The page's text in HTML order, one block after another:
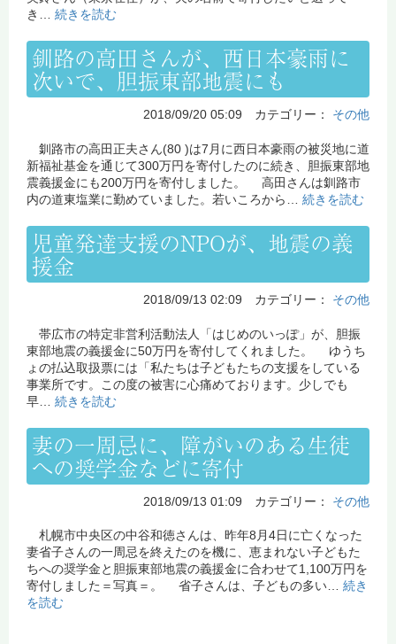
き… 続きを読む
釧路の高田さんが、西日本豪雨に
次いで、胆振東部地震にも
2018/09/20 05:09 カテゴリー： その他
釧路市の高田正夫さん(80 )は7月に西日本豪雨の被災地に道
新福祉基金を通じて300万円を寄付したのに続き、胆振東部地
震義援金にも200万円を寄付しました。 高田さんは釧路市
内の道東塩業に勤めていました。若いころから… 続きを読む
児童発達支援のNPOが、地震の義
援金
2018/09/13 02:09 カテゴリー： その他
帯広市の特定非営利活動法人「はじめのいっぽ」が、胆振
東部地震の義援金に50万円を寄付してくれました。 ゆうち
ょの払込取扱票には「私たちは子どもたちの支援をしている
事業所です。この度の被害に心痛めております。少しでも
早… 続きを読む
妻の一周忌に、障がいのある生徒
への奨学金などに寄付
2018/09/13 01:09 カテゴリー： その他
札幌市中央区の中谷和徳さんは、昨年8月4日に亡くなった
妻省子さんの一周忌を終えたのを機に、恵まれない子どもた
ちへの奨学金と胆振東部地震の義援金に合わせて1,100万円を
寄付しました＝写真＝。 省子さんは、子どもの多い… 続き
を読む